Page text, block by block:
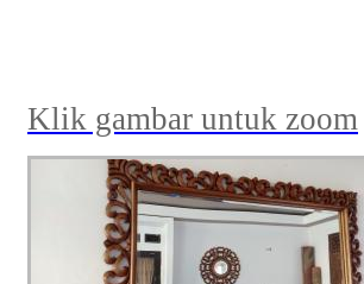
Klik gambar untuk zoom